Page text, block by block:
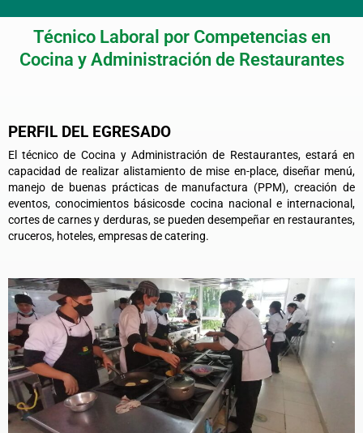
contenidoTécnico Laboral por Competencias en
Cocina y Administración de Restaurantes
PERFIL DEL EGRESADO
El técnico de Cocina y Administración de Restaurantes, estará en
capacidad de realizar alistamiento de mise en-place, diseñar menú,
manejo de buenas prácticas de manufactura (PPM), creación de
eventos, conocimientos básicosde cocina nacional e internacional,
cortes de carnes y derduras, se pueden desempeñar en restaurantes,
cruceros, hoteles, empresas de catering.